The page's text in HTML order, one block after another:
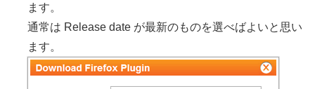
ます。
通常は Release date が最新のものを選べばよいと思い
ます。